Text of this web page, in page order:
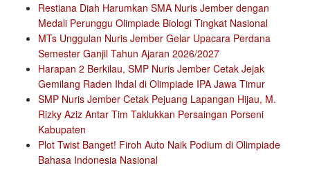
Restiana Diah Harumkan SMA Nuris Jember dengan
Medali Perunggu Olimpiade Biologi Tingkat Nasional
MTs Unggulan Nuris Jember Gelar Upacara Perdana
Semester Ganjil Tahun Ajaran 2026/2027
Harapan 2 Berkilau, SMP Nuris Jember Cetak Jejak
Gemilang Raden Ihdal di Olimpiade IPA Jawa Timur
SMP Nuris Jember Cetak Pejuang Lapangan Hijau, M.
Rizky Aziz Antar Tim Taklukkan Persaingan Porseni
Kabupaten
Plot Twist Banget! Firoh Auto Naik Podium di Olimpiade
Bahasa Indonesia Nasional